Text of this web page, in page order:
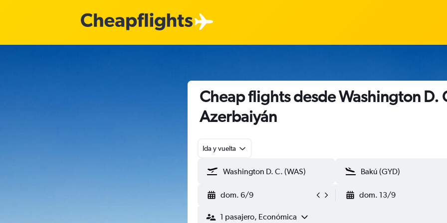
Cheap flights desde Washington D.
Azerbaiyán
Ida y vuelta
dom. 6/9 dom. 13/9
1 pasajero, Económica